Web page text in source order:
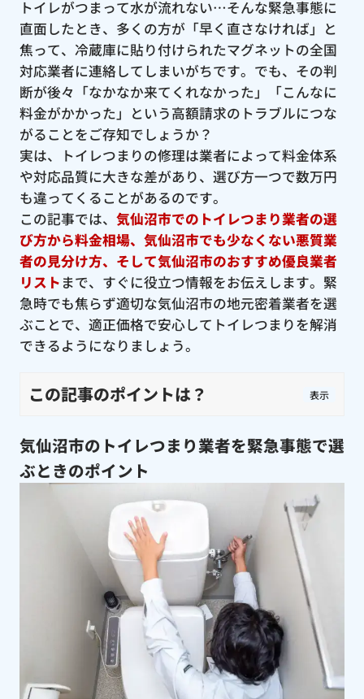
トイレがつまって水が流れない…そんな緊急事態に
直面したとき、多くの方が「早く直さなければ」と
焦って、冷蔵庫に貼り付けられたマグネットの全国
対応業者に連絡してしまいがちです。でも、その判
断が後々「なかなか来てくれなかった」「こんなに
料金がかかった」という高額請求のトラブルにつな
がることをご存知でしょうか？
実は、トイレつまりの修理は業者によって料金体系
や対応品質に大きな差があり、選び方一つで数万円
も違ってくることがあるのです。
この記事では、 気仙沼市でのトイレつまり業者の選
び方から料金相場、気仙沼市でも少なくない悪質業
者の見分け方、そして気仙沼市のおすすめ優良業者
リスト まで、すぐに役立つ情報をお伝えします。緊
急時でも焦らず適切な気仙沼市の地元密着業者を選
ぶことで、適正価格で安心してトイレつまりを解消
できるようになりましょう。
この記事のポイントは？ 表示
気仙沼市のトイレつまり業者を緊急事態で選
ぶときのポイント